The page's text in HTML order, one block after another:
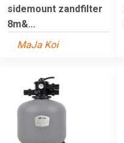
sidemount zandfilter
8m&...
MaJa Koi